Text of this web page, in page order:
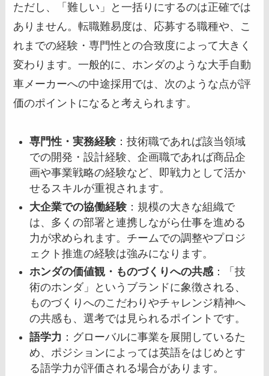
ただし、「難しい」と一括りにするのは正確では
ありません。転職難易度は、応募する職種や、こ
れまでの経験・専門性との合致度によって大きく
変わります。一般的に、ホンダのような大手自動
車メーカーへの中途採用では、次のような点が評
価のポイントになると考えられます。
専門性・実務経験 ：技術職であれば該当領域
での開発・設計経験、企画職であれば商品企
画や事業戦略の経験など、即戦力として活か
せるスキルが重視されます。
大企業での協働経験 ：規模の大きな組織で
は、多くの部署と連携しながら仕事を進める
力が求められます。チームでの調整やプロジ
ェクト推進の経験は強みになります。
ホンダの価値観・ものづくりへの共感：「技
術のホンダ」というブランドに象徴される、
ものづくりへのこだわりやチャレンジ精神へ
の共感も、選考では見られるポイントです。
語学力 ：グローバルに事業を展開しているた
め、ポジションによっては英語をはじめとす
る語学力が評価される場合があります。